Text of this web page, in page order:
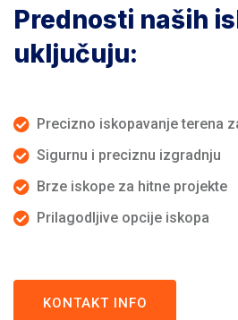
Prednosti naših
uključuju:
Precizno iskopavanje terena
Sigurnu i preciznu izgradnju
Brze iskope za hitne projekte
Prilagodljive opcije iskopa
KONTAKT INFO